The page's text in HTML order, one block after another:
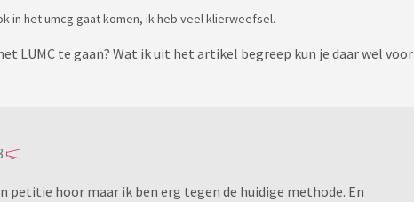
in het umcg gaat komen, ik heb veel klierweefsel.
LUMC te gaan? Wat ik uit het artikel begreep kun je daar wel voor
petitie hoor maar ik ben erg tegen de huidige methode. En